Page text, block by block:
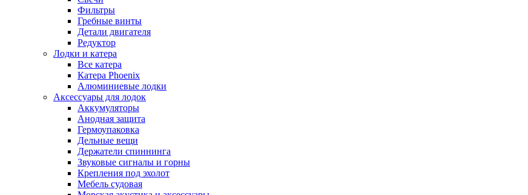
Фильтры
Гребные винты
Детали двигателя
Редуктор
Лодки и катера
Все катера
Катера Phoenix
Алюминиевые лодки
Аксессуары для лодок
Аккумуляторы
Анодная защита
Гермоупаковка
Дельные вещи
Держатели спиннинга
Звуковые сигналы и горны
Крепления под эхолот
Мебель судовая